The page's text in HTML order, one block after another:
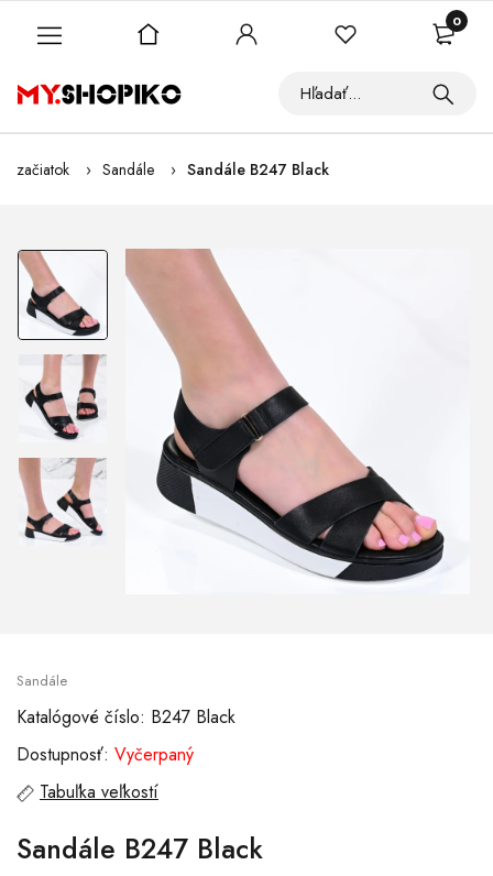
začiatok Sandále Sandále B247 Black
Sandále
Katalógové číslo: B247 Black
Dostupnosť: Vyčerpaný
Tabuľka veľkostí
Sandále B247 Black
0